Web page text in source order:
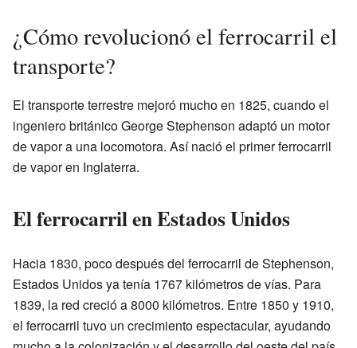
¿Cómo revolucionó el ferrocarril el
transporte?
El transporte terrestre mejoró mucho en 1825, cuando el
ingeniero británico George Stephenson adaptó un motor
de vapor a una locomotora. Así nació el primer ferrocarril
de vapor en Inglaterra.
El ferrocarril en Estados Unidos
Hacia 1830, poco después del ferrocarril de Stephenson,
Estados Unidos ya tenía 1767 kilómetros de vías. Para
1839, la red creció a 8000 kilómetros. Entre 1850 y 1910,
el ferrocarril tuvo un crecimiento espectacular, ayudando